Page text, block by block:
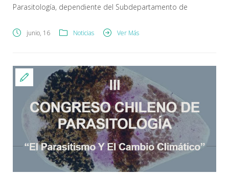
Parasitología, dependiente del Subdepartamento de
Biomédico Nacional y de Referencia. Se requiere
Subdepartamento; Jefatura Sección; Funcionarios(as) de
Departamento. Los clientes externos son: Ministerio de […]
junio, 16 Noticias Ver Más